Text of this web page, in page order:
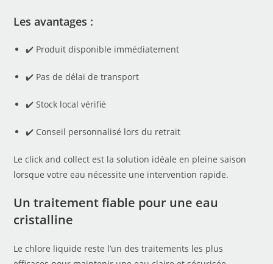
Les avantages :
✔️ Produit disponible immédiatement
✔️ Pas de délai de transport
✔️ Stock local vérifié
✔️ Conseil personnalisé lors du retrait
Le click and collect est la solution idéale en pleine saison
lorsque votre eau nécessite une intervention rapide.
Un traitement fiable pour une eau
cristalline
Le chlore liquide reste l’un des traitements les plus